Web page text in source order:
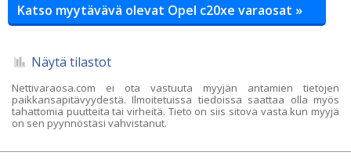
Katso myytävävä olevat Opel c20xe varaosat »
Näytä tilastot
Nettivaraosa.com ei ota vastuuta myyjän antamien tietojen
paikkansapitävyydestä. Ilmoitetuissa tiedoissa saattaa olla myös
tahattomia puutteita tai virheitä. Tieto on siis sitova vasta kun myyjä
on sen pyynnöstäsi vahvistanut.